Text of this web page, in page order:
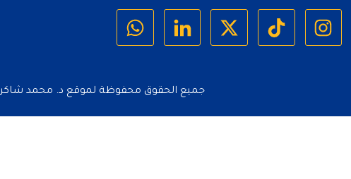
جميع الحقوق محفوظة لموقع د. محمد